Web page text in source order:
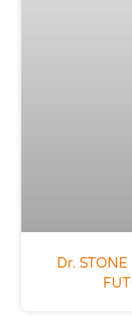
Dr.